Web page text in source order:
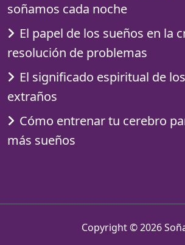
soñamos cada noche
El papel de los sueños en la
resolución de problemas
El significado espiritual de
extraños
Cómo entrenar tu cerebro
más sueños
Copyright © 2026